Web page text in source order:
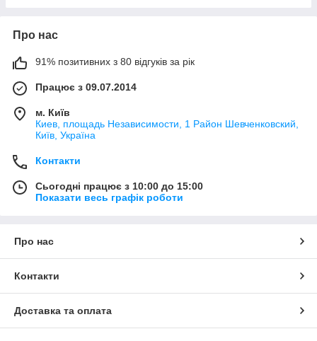
Про нас
91% позитивних з 80 відгуків за рік
Працює з 09.07.2014
м. Київ
Киев, площадь Независимости, 1 Район Шевченковский,
Київ, Україна
Контакти
Сьогодні працює з 10:00 до 15:00
Показати весь графік роботи
Про нас
Контакти
Доставка та оплата